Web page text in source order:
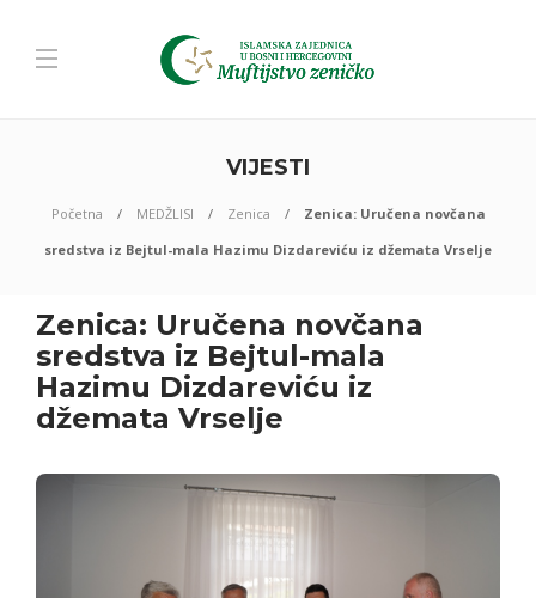
VIJESTI
Početna MEDŽLISI Zenica
Zenica: Uručena novčana
sredstva iz Bejtul-mala Hazimu Dizdareviću iz džemata Vrselje
Zenica: Uručena novčana
sredstva iz Bejtul-mala
Hazimu Dizdareviću iz
džemata Vrselje